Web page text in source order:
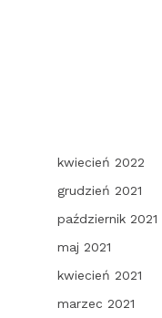
kwiecień 2022
grudzień 2021
październik 2021
maj 2021
kwiecień 2021
marzec 2021